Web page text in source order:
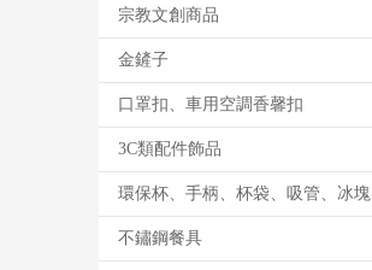
宗教文創商品
金鏟子
口罩扣、車用空調香馨扣
3C類配件飾品
環保杯、手柄、杯袋、吸管、冰塊
不鏽鋼餐具